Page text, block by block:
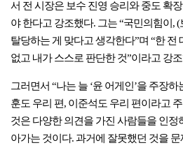
서 전 시장은 보수 진영 승리와 중도 확
야 한다고 강조했다. 그는 “국민의힘이,
탈당하는 게 맞다고 생각한다”며 “한 전
없고 내가 스스로 판단한 것”이라고 강
그러면서 “나는 늘 ‘윤 어게인’을 주장
훈도 우리 편, 이준석도 우리 편이라고
것은 다양한 의견을 가진 사람들을 인정
아가는 것이다. 과거에 잘못했던 것을